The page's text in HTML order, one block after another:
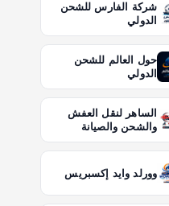
شركة الفارس للشحن
الدولي
حول العالم للشحن
الدولي
الساهر لنقل العفش
والشحن والصيانة
وورلد وايد إكسبريس